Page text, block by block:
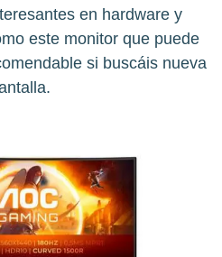
en hardware y
este monitor que puede
si buscáis nueva